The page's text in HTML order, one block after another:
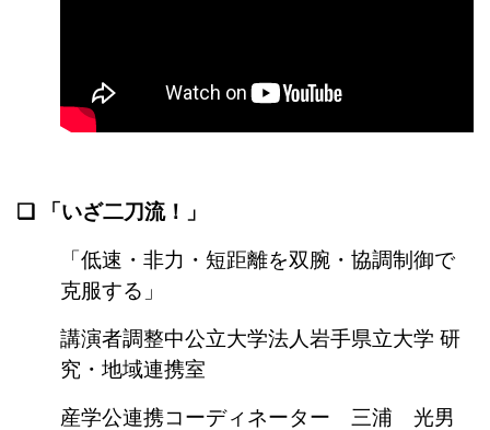
❏ 「いざ二刀流！」
「低速・非力・短距離を双腕・協調制御で
克服する」
講演者調整中公立大学法人岩手県立大学 研
究・地域連携室
産学公連携コーディネーター 三浦 光男